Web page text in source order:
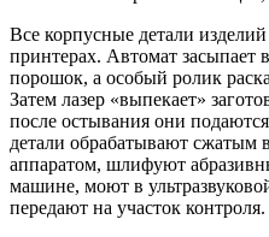
Все корпусные детали
принтерах. Автомат
порошок, а особый ролик
Затем лазер «выпекает»
после остывания они
детали обрабатывают сжатым
аппаратом, шлифуют
машине, моют в
передают на участок контроля.